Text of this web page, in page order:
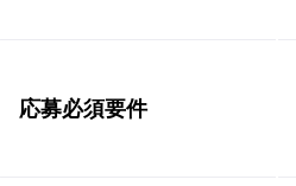
応募必須要件